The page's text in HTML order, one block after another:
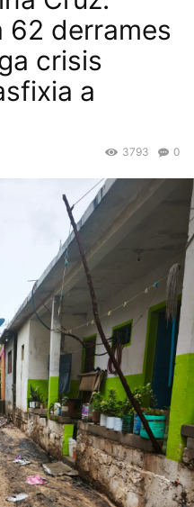
62 derrames
crisis
a
0
3793